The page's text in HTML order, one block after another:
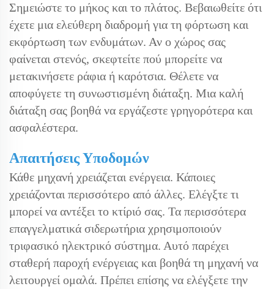
Σημειώστε το μήκος και το πλάτος. Βεβαιωθείτε ότι
έχετε μια ελεύθερη διαδρομή για τη φόρτωση και
εκφόρτωση των ενδυμάτων. Αν ο χώρος σας
φαίνεται στενός, σκεφτείτε πού μπορείτε να
μετακινήσετε ράφια ή καρότσια. Θέλετε να
αποφύγετε τη συνωστισμένη διάταξη. Μια καλή
διάταξη σας βοηθά να εργάζεστε γρηγορότερα και
ασφαλέστερα.
Απαιτήσεις Υποδομών
Κάθε μηχανή χρειάζεται ενέργεια. Κάποιες
χρειάζονται περισσότερο από άλλες. Ελέγξτε τι
μπορεί να αντέξει το κτίριό σας. Τα περισσότερα
επαγγελματικά σιδερωτήρια χρησιμοποιούν
τριφασικό ηλεκτρικό σύστημα. Αυτό παρέχει
σταθερή παροχή ενέργειας και βοηθά τη μηχανή να
λειτουργεί ομαλά. Πρέπει επίσης να ελέγξετε την